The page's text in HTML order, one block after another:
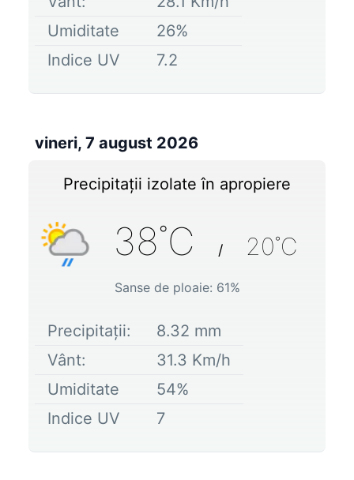
Umiditate
26%
Indice UV
7.2
vineri, 7 august 2026
Precipitații izolate în apropiere
38˚C / 20˚C
Sanse de ploaie: 61%
Precipitații: 8.32 mm
Vânt:
31.3 Km/h
Umiditate
54%
Indice UV
7